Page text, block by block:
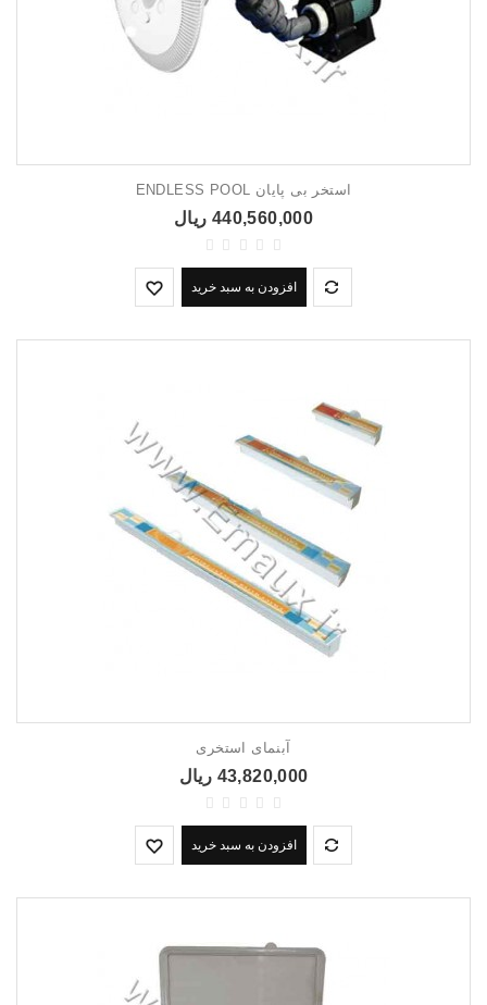
استخر بی پایان ENDLESS POOL
440,560,000 ریال
افزودن به سبد خرید
آبنمای استخری
43,820,000 ریال
افزودن به سبد خرید